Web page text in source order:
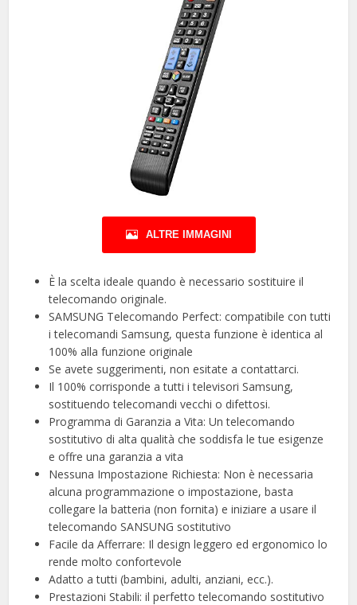
ALTRE IMMAGINI
È la scelta ideale quando è necessario sostituire il
telecomando originale.
SAMSUNG Telecomando Perfect: compatibile con tutti
i telecomandi Samsung, questa funzione è identica al
100% alla funzione originale
Se avete suggerimenti, non esitate a contattarci.
Il 100% corrisponde a tutti i televisori Samsung,
sostituendo telecomandi vecchi o difettosi.
Programma di Garanzia a Vita: Un telecomando
sostitutivo di alta qualità che soddisfa le tue esigenze
e offre una garanzia a vita
Nessuna Impostazione Richiesta: Non è necessaria
alcuna programmazione o impostazione, basta
collegare la batteria (non fornita) e iniziare a usare il
telecomando SANSUNG sostitutivo
Facile da Afferrare: Il design leggero ed ergonomico lo
rende molto confortevole
Adatto a tutti (bambini, adulti, anziani, ecc.).
Prestazioni Stabili: il perfetto telecomando sostitutivo